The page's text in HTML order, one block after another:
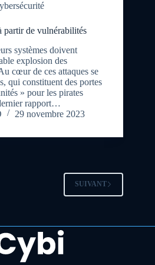
partir de vulnérabilités
systèmes doivent
explosion des
cœur de ces attaques se
qui constituent des portes
» pour les pirates
rapport…
29 novembre 2023
SUIVANT